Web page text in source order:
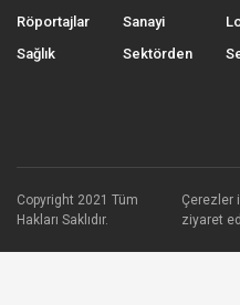
Röportajlar
Sağlık
Sanayi
Sektörden
Copyright 2021 Tüm
Hakları Saklıdır.
Çerezler
ziyaret